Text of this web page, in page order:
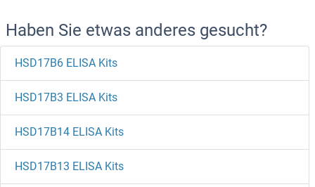
Haben Sie etwas anderes gesucht?
HSD17B6 ELISA Kits
HSD17B3 ELISA Kits
HSD17B14 ELISA Kits
HSD17B13 ELISA Kits